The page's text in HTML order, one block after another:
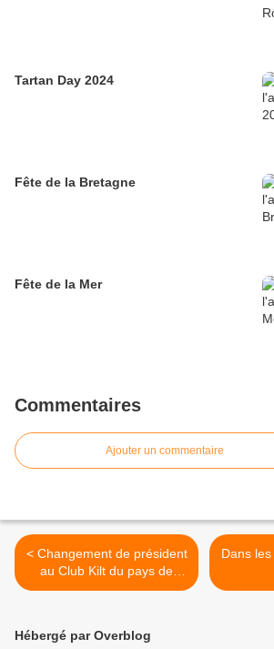
Tartan Day 2024
Fête de la Bretagne
Fête de la Mer
Commentaires
Ajouter un commentaire
< Changement de président
au Club Kilt du pays de
Lorient
Dans
Hébergé par Overblog